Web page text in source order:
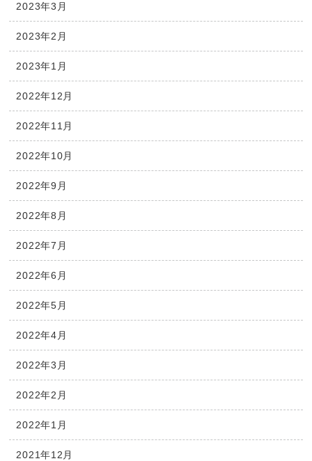
2023年3月
2023年2月
2023年1月
2022年12月
2022年11月
2022年10月
2022年9月
2022年8月
2022年7月
2022年6月
2022年5月
2022年4月
2022年3月
2022年2月
2022年1月
2021年12月